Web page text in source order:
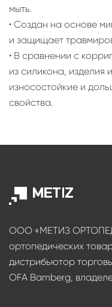
мыть.
• Создан на основе
и защищает
• В сравнении с
из силикона, изделия
износостойкие и
свойства.
ООО «МЕТИЗ
ортопедических
дистрибьютор
OFA Bamberg,